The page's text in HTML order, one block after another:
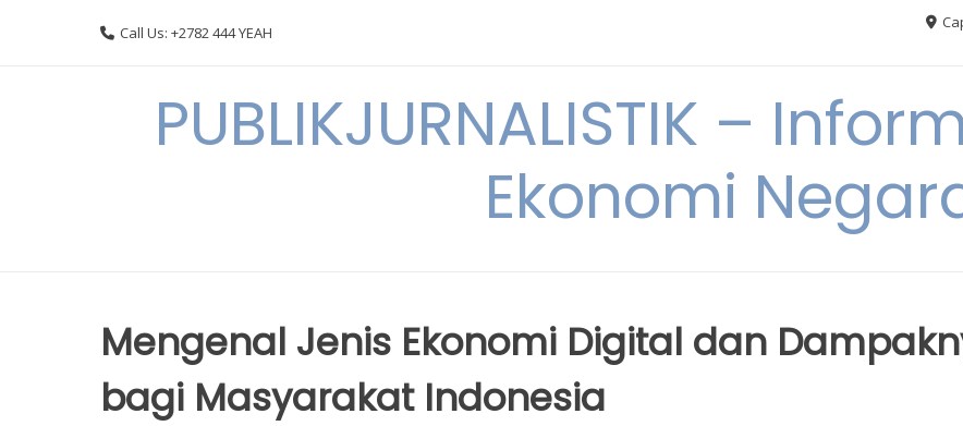
Call Us: +2782 444 YEAH
PUBLIKJURNALISTIK –
Ekonomi
Mengenal Jenis Ekonomi Digital dan
bagi Masyarakat Indonesia